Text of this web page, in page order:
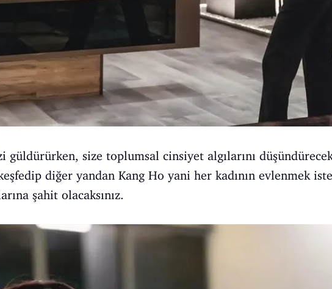
size toplumsal cinsiyet algılarını
diğer yandan Kang Ho yani her kadının evlenmek
şahit olacaksınız.